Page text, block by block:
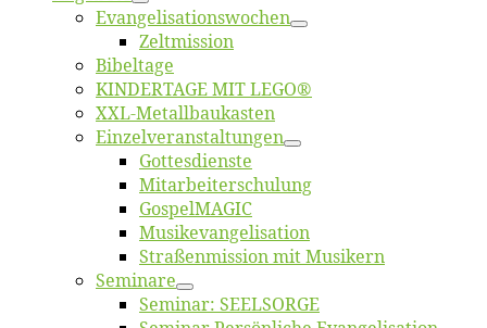
Evangelisa­tions­wo­chen
Zelt­mis­si­on
Bi­bel­ta­ge
KINDERTAGE MIT LEGO®
XXL-Me­­tal­l­­bau­­kas­­ten
Einzelver­an­stal­tungen
Got­tes­diens­te
Mitarbeiter­schulung
Gos­pel­MA­GIC
Musikevan­ge­li­sa­tion
Straßenmis­sion mit Musikern
Se­mi­na­re
Se­mi­nar: SEELSORGE